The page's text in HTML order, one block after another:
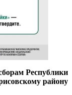
Республики
району